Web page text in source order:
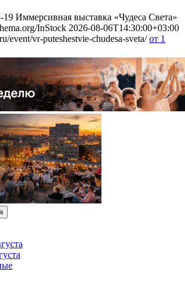
19 Иммерсивная выставка «Чудеса Света»
InStock 2026-08-06T14:30:00+03:00
event/vr-puteshestvie-chudesa-sveta/ от 1